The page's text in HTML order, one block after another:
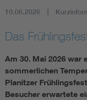
10.06.2026
Das
Am 30. Mai 2026 war
sommerlichen
Planitzer
Besucher erwartete